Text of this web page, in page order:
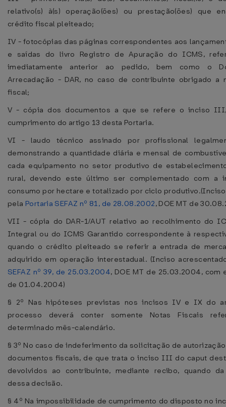
relativo(s) à(s) operação(ões) ou prestação(ões) que
crédito fiscal pleiteado;
IV - fotocópias das páginas correspondentes aos
e saídas do livro Registro de Apuração do ICMS,
imediatamente anterior ao pedido, bem como o
Arrecadação - DAR, no caso de contribuinte obrigado a
fiscal;
V - cópia dos documentos a que se refere o inciso
cumprimento do artigo 13 desta Portaria.
VI - laudo técnico assinado por profissional
demonstrando a quantidade diária e mensal de
cada equipamento no setor produtivo de
rural, devendo este último ser complementado com a
consumo por hectare e totalizado por ciclo
pela Portaria SEFAZ nº 81, de 28.08.2002, DOE MT de
VII - cópia do DAR-1/AUT relativo ao recolhimento do
Integral ou do ICMS Garantido correspondente à
quando o crédito pleiteado se referir a entrada de
adquirido em operação interestadual. (Inciso
SEFAZ nº 39, de 25.03.2004, DOE MT de 25.03.2004, com
de 01.04.2004)
§ 2º Nas hipóteses previstas nos incisos IV e IX do
processo deverá conter somente Notas Fiscais
determinado mês-calendário.
§ 3º No caso de indeferimento da solicitação de
documentos fiscais, de que trata o inciso III do caput
devolvidos ao contribuinte, mediante recibo, quando
dessa decisão.
§ 4º Na impossibilidade de cumprimento do disposto no